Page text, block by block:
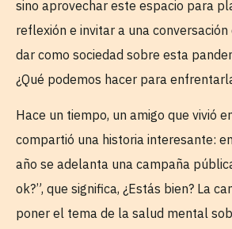
sino aprovechar este espacio para
reflexión e invitar a una
dar como sociedad sobre esta
¿Qué podemos hacer para
Hace un tiempo, un amigo que vivió
compartió una historia interesante:
año se adelanta una campaña
ok?”, que significa, ¿Estás bien? La
poner el tema de la salud mental